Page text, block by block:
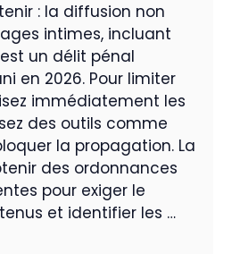
: la diffusion non
intimes, incluant
un délit pénal
en 2026. Pour limiter
immédiatement les
des outils comme
la propagation. La
des ordonnances
pour exiger le
et identifier les …